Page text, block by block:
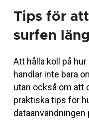
Tips för
surfen
Att hålla koll på
handlar inte bara
utan också om att
praktiska tips för
dataanvändningen